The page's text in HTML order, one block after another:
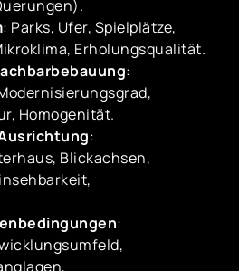
: Parks, Ufer, Spielplätze,
Erholungsqualität.
:
Homogenität.
:
Blickachsen,
: